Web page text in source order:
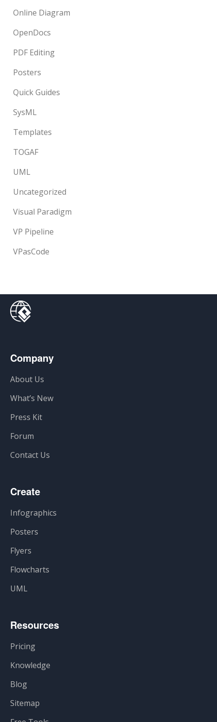
Online Diagram
OpenDocs
PDF Editing
Posters
Quick Guides
SysML
Templates
TOGAF
UML
Uncategorized
Visual Paradigm
VP Pipeline
VPasCode
Company
About Us
What’s New
Press Kit
Forum
Contact Us
Create
Infographics
Posters
Flyers
Flowcharts
UML
Resources
Pricing
Knowledge
Blog
Sitemap